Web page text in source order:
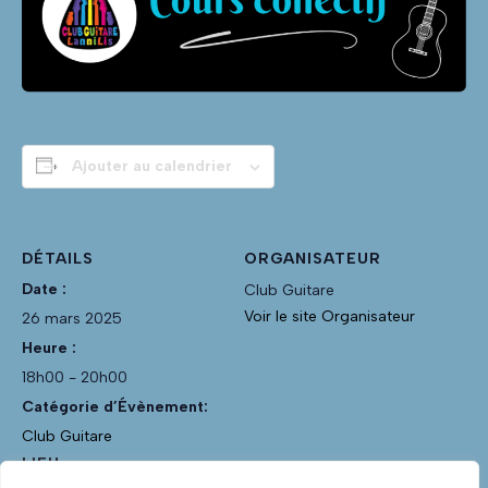
Ajouter au calendrier
DÉTAILS
Date :
26 mars 2025
Heure :
18h00 - 20h00
Catégorie d’Évènement:
Club Guitare
LIEU
ORGANISATEUR
Club Guitare
Voir le site Organisateur